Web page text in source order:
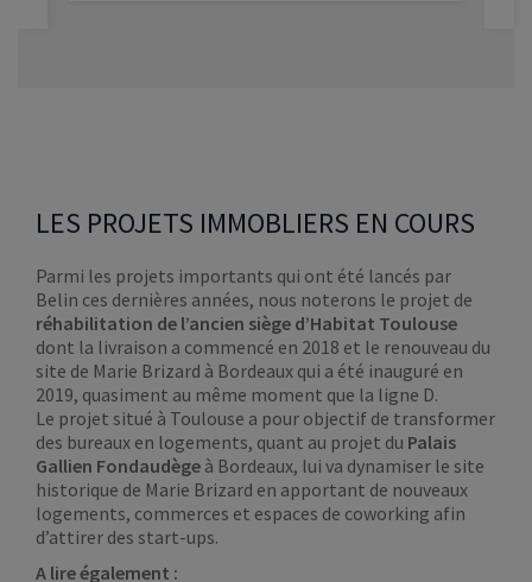
LES PROJETS IMMOBLIERS EN COURS
Parmi les projets importants qui ont été lancés par
Belin ces dernières années, nous noterons le projet de
réhabilitation de l’ancien siège d’Habitat Toulouse
dont la livraison a commencé en 2018 et le renouveau du
site de Marie Brizard à Bordeaux qui a été inauguré en
2019, quasiment au même moment que la ligne D.
Le projet situé à Toulouse a pour objectif de transformer
des bureaux en logements, quant au projet du Palais
Gallien Fondaudège à Bordeaux, lui va dynamiser le site
historique de Marie Brizard en apportant de nouveaux
logements, commerces et espaces de coworking afin
d’attirer des start-ups.
A lire également :